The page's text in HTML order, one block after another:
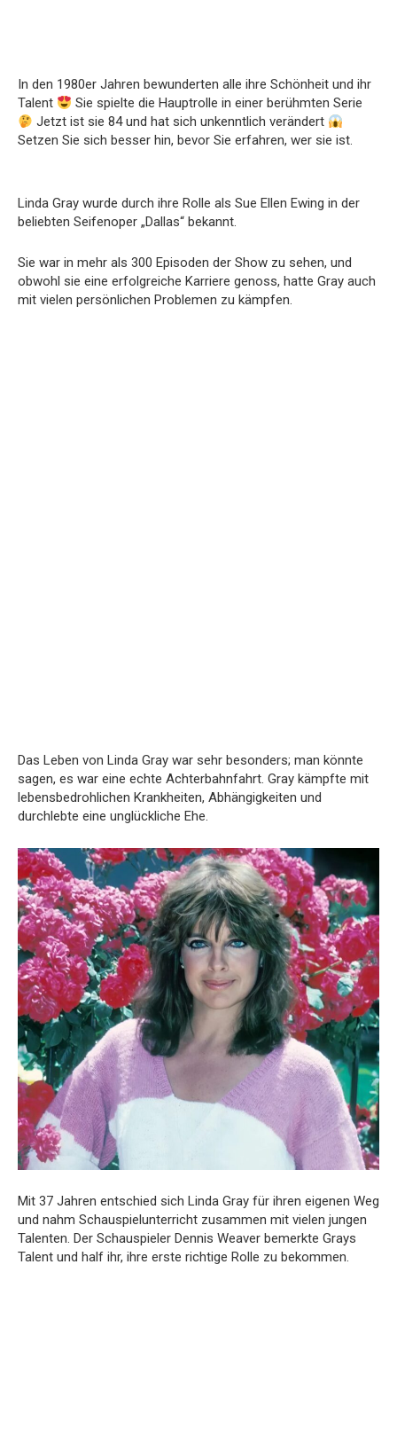
In den 1980er Jahren bewunderten alle ihre Schönheit und ihr
Talent
Sie spielte die Hauptrolle in einer berühmten Serie
Jetzt ist sie 84 und hat sich unkenntlich verändert
Setzen Sie sich besser hin, bevor Sie erfahren, wer sie ist.
Linda Gray wurde durch ihre Rolle als Sue Ellen Ewing in der
beliebten Seifenoper „Dallas“ bekannt.
Sie war in mehr als 300 Episoden der Show zu sehen, und
obwohl sie eine erfolgreiche Karriere genoss, hatte Gray auch
mit vielen persönlichen Problemen zu kämpfen.
Das Leben von Linda Gray war sehr besonders; man könnte
sagen, es war eine echte Achterbahnfahrt. Gray kämpfte mit
lebensbedrohlichen Krankheiten, Abhängigkeiten und
durchlebte eine unglückliche Ehe.
Mit 37 Jahren entschied sich Linda Gray für ihren eigenen Weg
und nahm Schauspielunterricht zusammen mit vielen jungen
Talenten. Der Schauspieler Dennis Weaver bemerkte Grays
Talent und half ihr, ihre erste richtige Rolle zu bekommen.